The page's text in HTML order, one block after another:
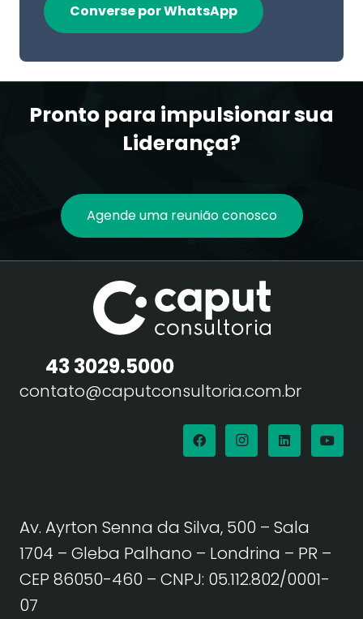
Converse por WhatsApp
Pronto para impulsionar sua
Liderança?
Agende uma reunião conosco
43 3029.5000
contato@caputconsultoria.com.br
Av. Ayrton Senna da Silva, 500 – Sala
1704 – Gleba Palhano – Londrina – PR –
CEP 86050-460 – CNPJ: 05.112.802/0001-
07